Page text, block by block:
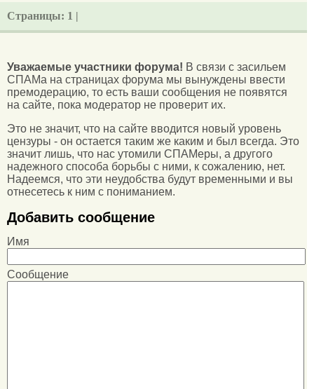
Страницы: 1 |
Уважаемые участники форума! В связи с засильем
СПАМа на страницах форума мы вынуждены ввести
премодерацию, то есть ваши сообщения не появятся
на сайте, пока модератор не проверит их.
Это не значит, что на сайте вводится новый уровень
цензуры - он остается таким же каким и был всегда. Это
значит лишь, что нас утомили СПАМеры, а другого
надежного способа борьбы с ними, к сожалению, нет.
Надеемся, что эти неудобства будут временными и вы
отнесетесь к ним с пониманием.
Добавить сообщение
Имя
Сообщение